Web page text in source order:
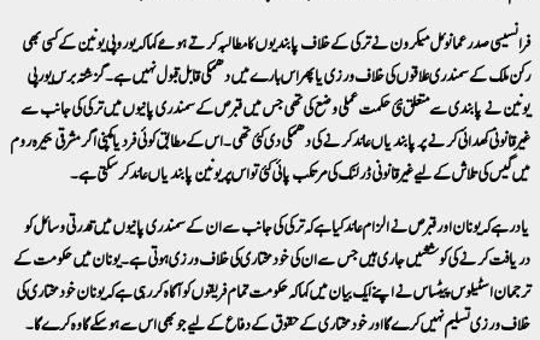
فرانسیسی صدر عمانوئل میکرون نے ترکی کے خلاف پابندیوں کا مطالبہ کرتے ہوئے کہا کہ یوروپی یونین کے کسی بھی
رکن ملک کے سمندری علاقوں کی خلاف ورزی یا پھر اس بارے میں دھمکی قابل قبول نہیں ہے۔ گزشتہ برس یورپی
یونین نے پابندی سے متعلق نئی حکمت عملی وضع کی تھی جس میں قبرص کے سمندری پانیوں میں ترکی کی جانب سے
غیر قانونی کھدائی کرنے پر پابندیاں عائد کرنے کی دھمکی دی گئی تھی۔اس کے مطابق کوئی فرد یا کمپنی اگر مشرقی بحیرہ روم
میں گیس کی تلاش کے لیے غیر قانونی ڈرلنگ کی مرتکب پائی گئی تو اس پر یونین پابندیاں عائد کر سکتی ہے۔
یاد رہے کہ یونان اور قبرص نے الزام عائد کیا ہے کہ ترکی کی جانب سے ان کے سمندری پانیوں میں قدرتی وسائل کو
دریافت کرنے کی کوششیں جاری ہیں جس سے ان کی خود مختاری کی خلاف ورزی ہوتی ہے۔یونان میں حکومت کے
ترجمان اسٹیلوس پیٹساس نے اپنے ایک بیان میں کہا کہ حکومت تمام فریقوں کو آگاہ کر رہی ہے کہ یونان خود مختاری کی
خلاف ورزی تسلیم نہیں کرے گا اور خودمختار ی کے حقوق کے دفاع کے لیے جو بھی اس سے ہوسکے گا وہ کرے گا ۔